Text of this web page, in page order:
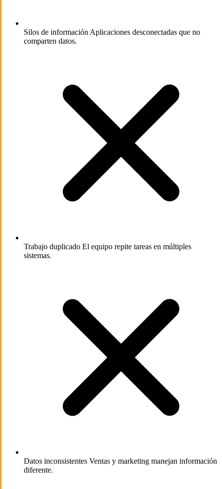
Silos de información Aplicaciones desconectadas que no
comparten datos.
Trabajo duplicado El equipo repite tareas en múltiples
sistemas.
Datos inconsistentes Ventas y marketing manejan información
diferente.